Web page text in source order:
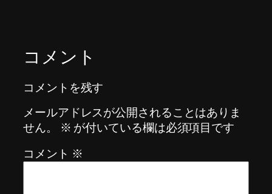
コメント
コメントを残す
メールアドレスが公開されることはありま
せん。
※ が付いている欄は必須項目です
コメント ※